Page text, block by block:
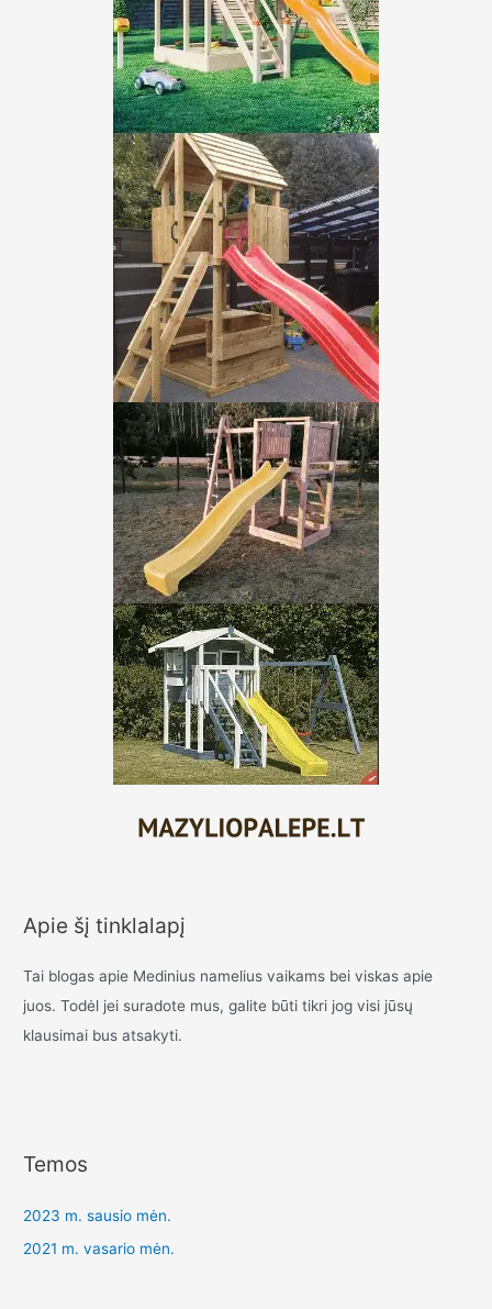
Apie šį tinklalapį
Tai blogas apie Medinius namelius vaikams bei viskas apie
juos. Todėl jei suradote mus, galite būti tikri jog visi jūsų
klausimai bus atsakyti.
Temos
2023 m. sausio mėn.
2021 m. vasario mėn.